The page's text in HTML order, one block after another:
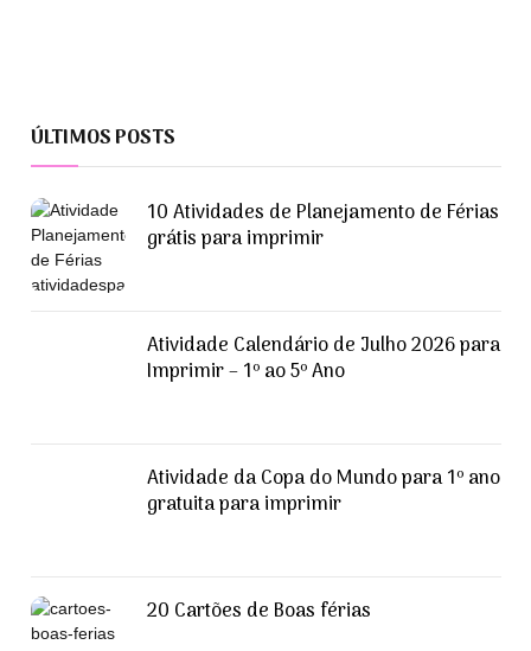
ÚLTIMOS POSTS
10 Atividades de Planejamento de Férias
grátis para imprimir
Atividade Calendário de Julho 2026 para
Imprimir – 1º ao 5º Ano
Atividade da Copa do Mundo para 1º ano
gratuita para imprimir
20 Cartões de Boas férias